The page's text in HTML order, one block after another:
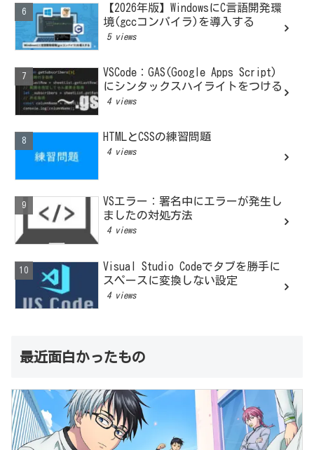
【2026年版】WindowsにC言語開発環
境(gccコンパイラ)を導入する
5 views
VSCode：GAS(Google Apps Script)
にシンタックスハイライトをつける
4 views
HTMLとCSSの練習問題
4 views
VSエラー：署名中にエラーが発生し
ましたの対処方法
4 views
Visual Studio Codeでタブを勝手に
スペースに変換しない設定
4 views
最近面白かったもの